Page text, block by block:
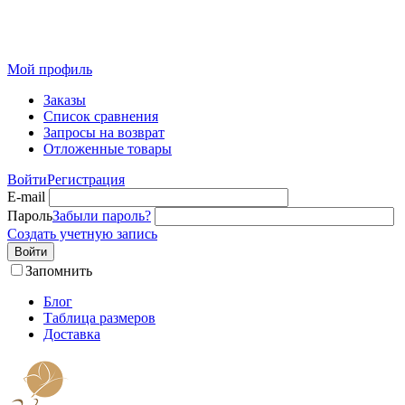
Мой профиль
Заказы
Список сравнения
Запросы на возврат
Отложенные товары
ВойтиРегистрация
E-mail
ПарольЗабыли пароль?
Создать учетную запись
Войти
Запомнить
Блог
Таблица размеров
Доставка